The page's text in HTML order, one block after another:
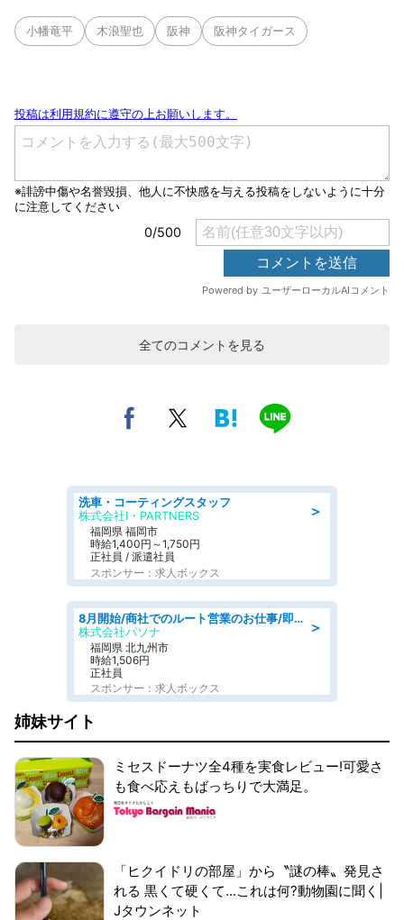
小幡竜平 木浪聖也 阪神 阪神タイガース
全てのコメントを見る
＞
洗車・コーティングスタッフ
株式会社I・PARTNERS
福岡県 福岡市
時給1,400円～1,750円
正社員 / 派遣社員
スポンサー：求人ボックス
＞
8月開始/商社でのルート営業のお仕事/即日勤務可/車通勤可/営業
株式会社パソナ
福岡県 北九州市
時給1,506円
正社員
スポンサー：求人ボックス
姉妹サイト
ミセスドーナツ全4種を実食レビュー!可愛さ
も食べ応えもばっちりで大満足。
「ヒクイドリの部屋」から〝謎の棒〟発見さ
れる 黒くて硬くて...これは何?動物園に聞く|
Jタウンネット